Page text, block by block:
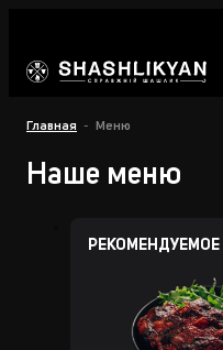
Главная Меню
Наше меню
РЕКОМЕНДУЕМОЕ